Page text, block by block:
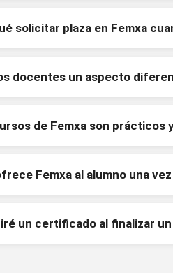
solicitar plaza en Femxa
docentes un aspecto
de Femxa son prácticos
Femxa al alumno una
un certificado al finalizar